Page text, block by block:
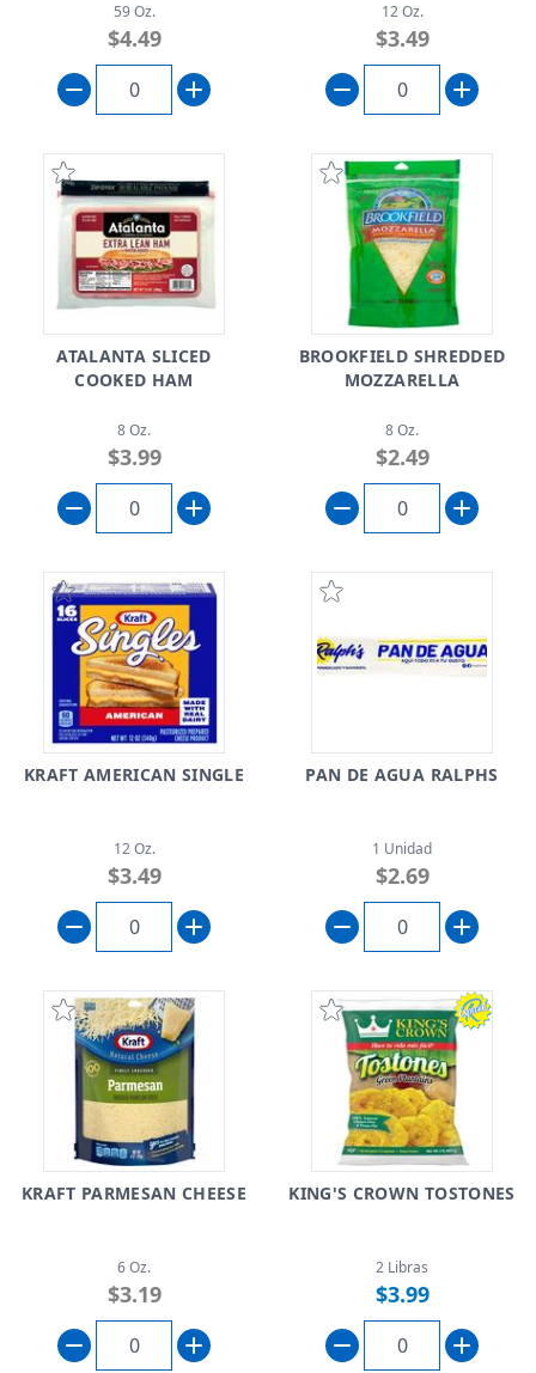
59 Oz.
$4.49
12 Oz.
$3.49
ATALANTA SLICED
COOKED HAM
8 Oz.
$3.99
BROOKFIELD SHREDDED
MOZZARELLA
8 Oz.
$2.49
KRAFT AMERICAN SINGLE
12 Oz.
$3.49
PAN DE AGUA RALPHS
1 Unidad
$2.69
KRAFT PARMESAN CHEESE
6 Oz.
$3.19
KING'S CROWN TOSTONES
2 Libras
$3.99